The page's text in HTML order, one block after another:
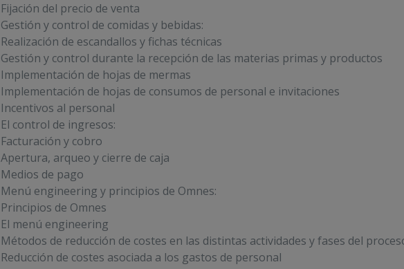
Fijación del precio de venta
Gestión y control de comidas y bebidas:
Realización de escandallos y fichas técnicas
Gestión y control durante la recepción de las materias primas y productos
Implementación de hojas de mermas
Implementación de hojas de consumos de personal e invitaciones
Incentivos al personal
El control de ingresos:
Facturación y cobro
Apertura, arqueo y cierre de caja
Medios de pago
Menú engineering y principios de Omnes:
Principios de Omnes
El menú engineering
Métodos de reducción de costes en las distintas actividades y fases del
Reducción de costes asociada a los gastos de personal